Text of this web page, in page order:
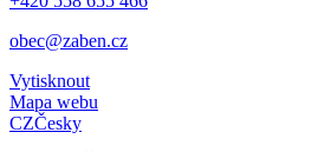
obec@zaben.cz
Vytisknout
Mapa webu
CZČesky